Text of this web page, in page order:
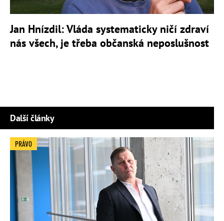
Jan Hnízdil: Vláda systematicky ničí zdraví
nás všech, je třeba občanská neposlušnost
Další články
PRÁVO